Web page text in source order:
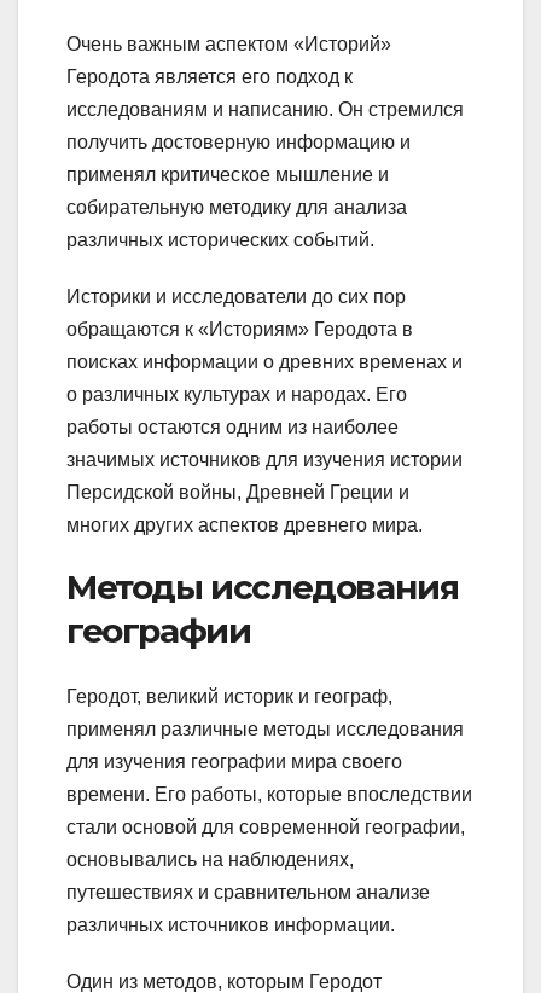
Очень важным аспектом «Историй»
Геродота является его подход к
исследованиям и написанию. Он стремился
получить достоверную информацию и
применял критическое мышление и
собирательную методику для анализа
различных исторических событий.
Историки и исследователи до сих пор
обращаются к «Историям» Геродота в
поисках информации о древних временах и
о различных культурах и народах. Его
работы остаются одним из наиболее
значимых источников для изучения истории
Персидской войны, Древней Греции и
многих других аспектов древнего мира.
Методы исследования
географии
Геродот, великий историк и географ,
применял различные методы исследования
для изучения географии мира своего
времени. Его работы, которые впоследствии
стали основой для современной географии,
основывались на наблюдениях,
путешествиях и сравнительном анализе
различных источников информации.
Один из методов, которым Геродот